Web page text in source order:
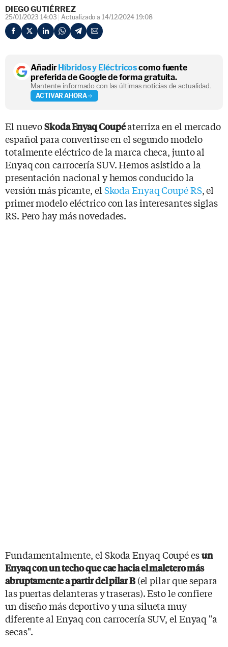
DIEGO GUTIÉRREZ
25/01/2023 14:03 Actualizado a 14/12/2024 19:08
AñadirHíbridos y Eléctricoscomo fuente
preferida de Google de forma gratuita.
Mantente informado con las últimas noticias de actualidad.
ACTIVAR AHORA
El nuevoSkoda Enyaq Coupéaterriza en el mercado
español para convertirse en el segundo modelo
totalmente eléctrico de la marca checa, junto al
Enyaq con carrocería SUV. Hemos asistido a la
presentación nacional y hemos conducido la
versión más picante, el Skoda Enyaq Coupé RS, el
primer modelo eléctrico con las interesantes siglas
RS. Pero hay más novedades.
Fundamentalmente, el Skoda Enyaq Coupé esun
Enyaq con un techo que cae hacia el maletero más
abruptamente a partir del pilar B(el pilar que separa
las puertas delanteras y traseras). Esto le confiere
un diseño más deportivo y una silueta muy
diferente al Enyaq con carrocería SUV, el Enyaq "a
secas".